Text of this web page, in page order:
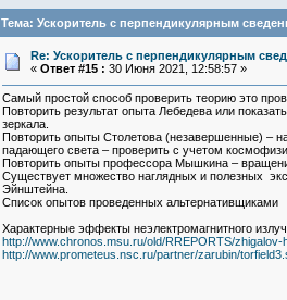
Тема: Ускоритель с перпендикулярным
Re: Ускоритель с перпендикулярным
« Ответ #15 : 30 Июня 2021, 12:58:57 »
Самый простой способ проверить теорию это
Повторить результат опыта Лебедева или
зеркала.
Повторить опыты Столетова (незавершенные) –
падающего света – проверить с учетом
Повторить опыты профессора Мышкина –
Существует множество наглядных и полезных
Эйнштейна.
Список опытов проведенных альтернативщиками
Характерные эффекты неэлектромагнитного
http://www.chronos.msu.ru/old/RREPORTS/
http://www.prometeus.nsc.ru/partner/zarubin/